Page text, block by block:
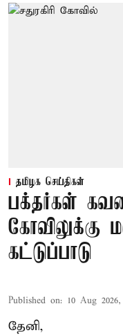
தமிழக செய்திகள்
பக்தர்கள்
கோவிலுக்கு
கட்டுப்பாடு
Published on: 10 Aug
தேனி,